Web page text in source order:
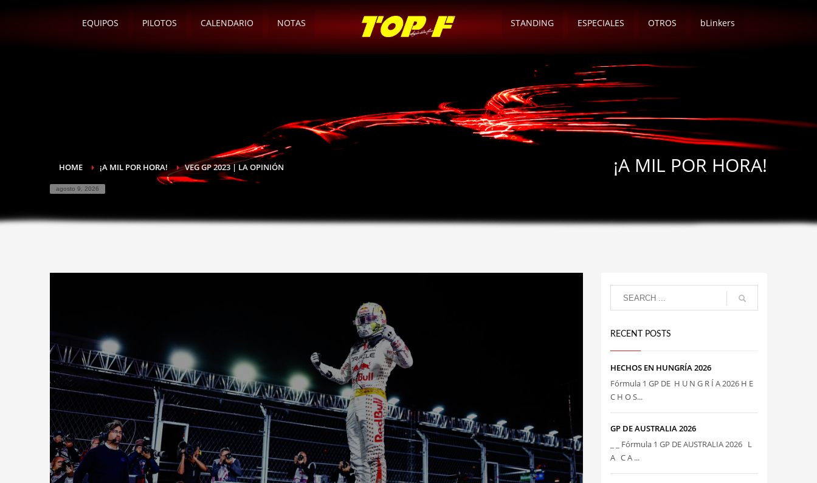
EQUIPOS PILOTOS CALENDARIO NOTAS STANDING ESPECIALES OTROS bLinkers
HOME ¡A MIL POR HORA! VEG GP 2023 | LA OPINIÓN
agosto 9, 2026
¡A MIL POR HORA!
RECENT POSTS
HECHOS EN HUNGRÍA 2026
Fórmula 1 GP DE H U N G R Í A 2026 H E
C H O S...
GP DE AUSTRALIA 2026
_ _ Fórmula 1 GP DE AUSTRALIA 2026 L
A C A ...